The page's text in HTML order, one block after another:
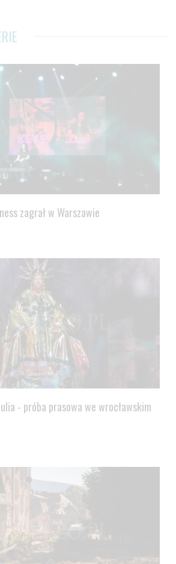
zagrał w Warszawie
- próba prasowa we wrocławskim